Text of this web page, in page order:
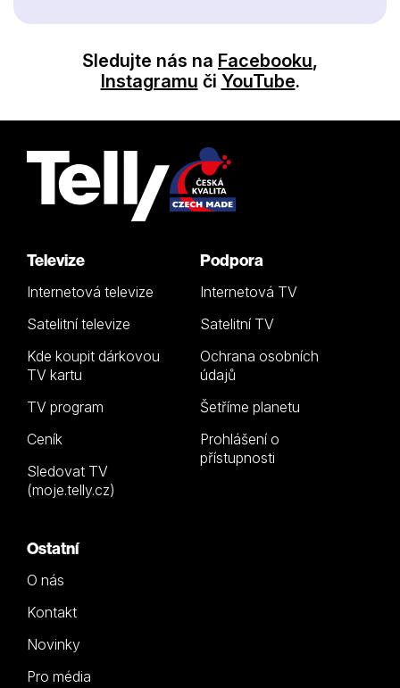
Sledujte nás na Facebooku,
Instagramu či YouTube.
Televize
Internetová televize
Satelitní televize
Kde koupit dárkovou
TV kartu
TV program
Ceník
Sledovat TV
(moje.telly.cz)
Podpora
Internetová TV
Satelitní TV
Ochrana osobních
údajů
Šetříme planetu
Prohlášení o
přístupnosti
Ostatní
O nás
Kontakt
Novinky
Pro média